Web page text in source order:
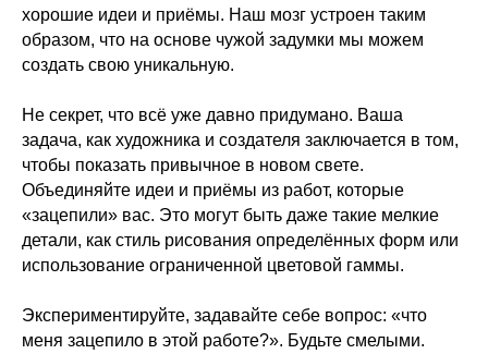
хорошие идеи и приёмы. Наш мозг устроен таким
образом, что на основе чужой задумки мы можем
создать свою уникальную.
Не секрет, что всё уже давно придумано. Ваша
задача, как художника и создателя заключается в том,
чтобы показать привычное в новом свете.
Объединяйте идеи и приёмы из работ, которые
«зацепили» вас. Это могут быть даже такие мелкие
детали, как стиль рисования определённых форм или
использование ограниченной цветовой гаммы.
Экспериментируйте, задавайте себе вопрос: «что
меня зацепило в этой работе?». Будьте смелыми.